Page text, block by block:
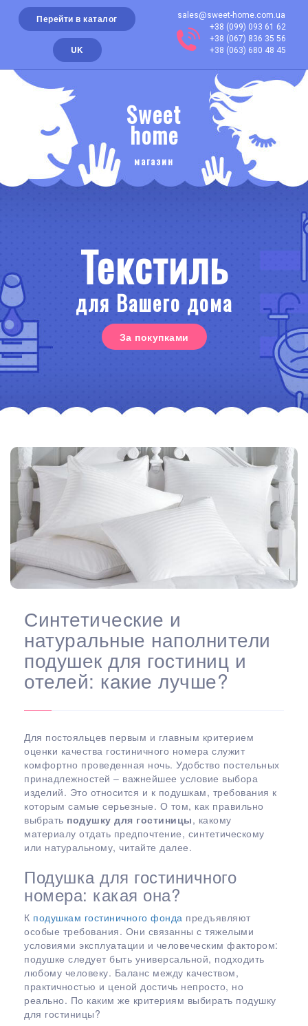
Перейти в каталог
UK
sales@sweet-home.com.ua
+38 (099) 093 61 62
+38 (067) 836 35 56
+38 (063) 680 48 45
Sweet
home
магазин
Текстиль
для Вашего дома
За покупками
Синтетические и
натуральные наполнители
подушек для гостиниц и
отелей: какие лучше?
Для постояльцев первым и главным критерием
оценки качества гостиничного номера служит
комфортно проведенная ночь. Удобство постельных
принадлежностей – важнейшее условие выбора
изделий. Это относится и к подушкам, требования к
которым самые серьезные. О том, как правильно
выбрать подушку для гостиницы, какому
материалу отдать предпочтение, синтетическому
или натуральному, читайте далее.
Подушка для гостиничного
номера: какая она?
К подушкам гостиничного фонда предъявляют
особые требования. Они связанны с тяжелыми
условиями эксплуатации и человеческим фактором:
подушке следует быть универсальной, подходить
любому человеку. Баланс между качеством,
практичностью и ценой достичь непросто, но
реально. По каким же критериям выбирать подушку
для гостиницы?